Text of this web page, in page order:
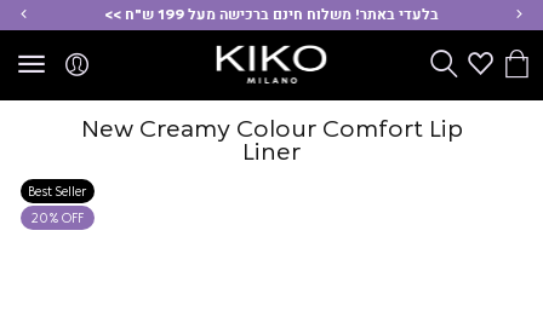
בלעדי באתר! משלוח חינם ברכישה מעל 199 ש"ח >>
הסל
Wishlistחפש
Best Seller
20% OFF
New Creamy Colour Comfort Lip
Liner